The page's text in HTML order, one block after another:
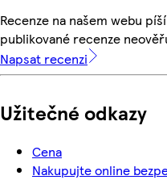
Recenze na našem webu
publikované recenze
Napsat recenzi
Užitečné odkazy
Cena
Nakupujte online